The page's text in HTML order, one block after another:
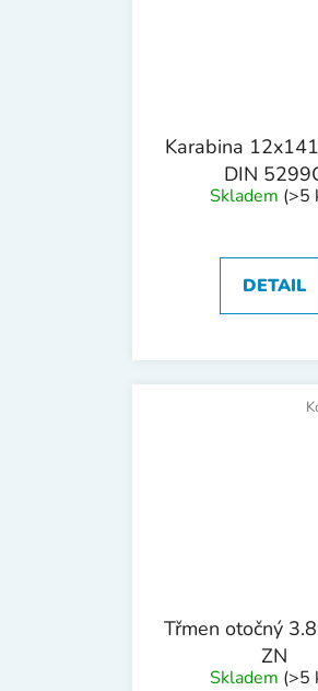
Karabina
DIN
Skladem (>5
DETAIL
Třmen otočný
ZN
Skladem (>5